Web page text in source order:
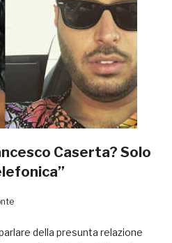
Caserta? Solo
della presunta relazione